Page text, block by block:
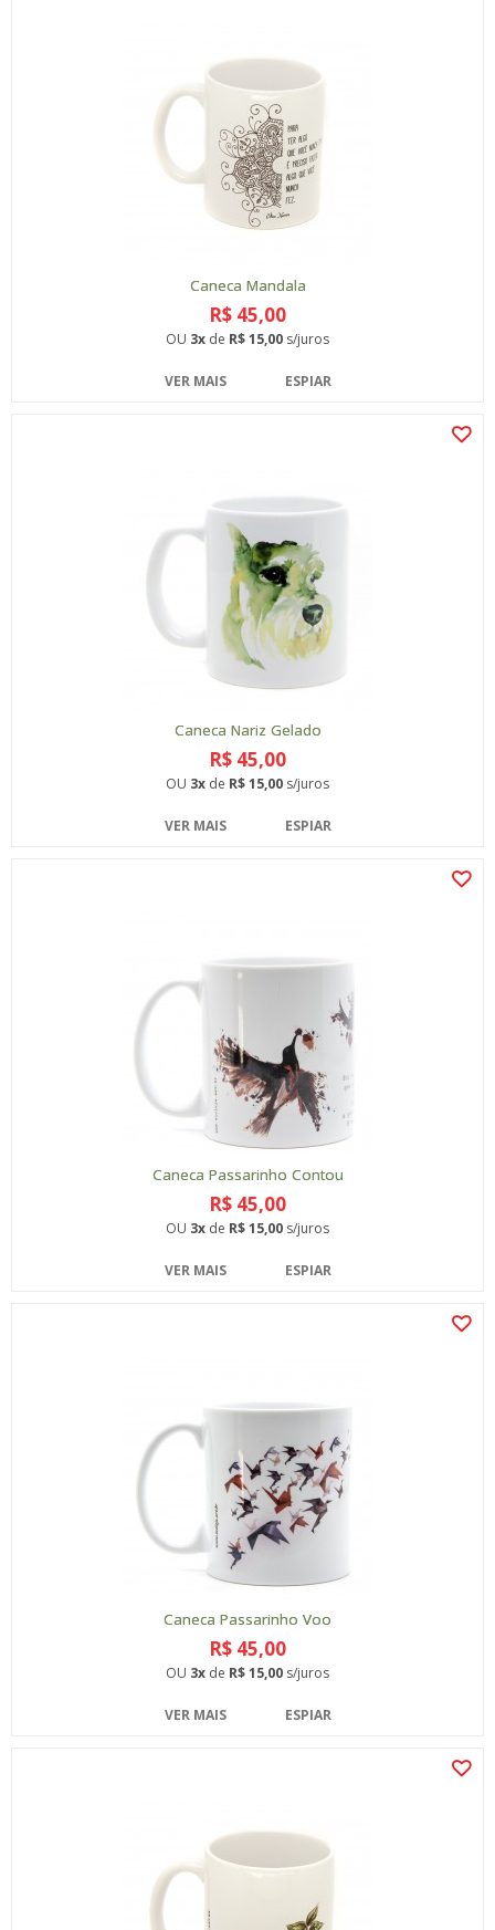
Caneca Mandala
R$ 45,00
OU 3x de R$ 15,00 s/juros
VER MAIS ESPIAR
Caneca Nariz Gelado
R$ 45,00
OU 3x de R$ 15,00 s/juros
VER MAIS ESPIAR
Caneca Passarinho Contou
R$ 45,00
OU 3x de R$ 15,00 s/juros
VER MAIS ESPIAR
Caneca Passarinho Voo
R$ 45,00
OU 3x de R$ 15,00 s/juros
VER MAIS ESPIAR